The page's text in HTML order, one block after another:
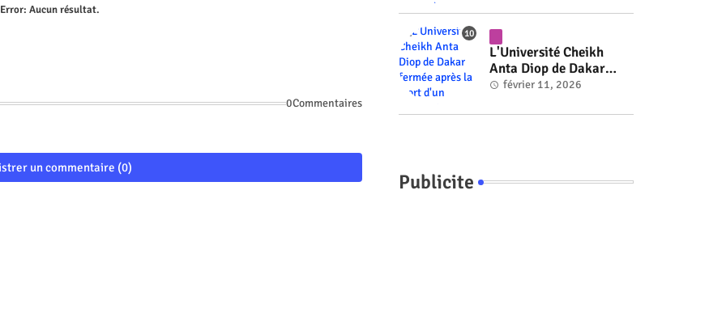
Error: Aucun résultat.
0Commentaires
un commentaire (0)
L'Université Cheikh
Anta Diop de Dakar
fermée après la mort
#RwOT
février 11, 2026
Publicite